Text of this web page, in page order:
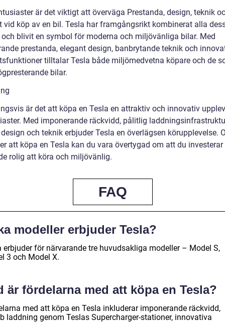
är det viktigt att överväga Prestanda, design, teknik
vid köp av en bil. Tesla har framgångsrikt kombinerat alla
blivit en symbol för moderna och miljövänliga bilar. Med
prestanda, elegant design, banbrytande teknik och
tilltalar Tesla både miljömedvetna köpare och de
bilar.
är det att köpa en Tesla en attraktiv och innovativ
Med imponerande räckvidd, pålitlig
och teknik erbjuder Tesla en överlägsen körupplevelse.
att köpa en Tesla kan du vara övertygad om att du
rolig att köra och miljövänlig.
FAQ
modeller erbjuder Tesla?
erbjuder för närvarande tre huvudsakliga modeller – Model S,
3 och Model X.
är fördelarna med att köpa en Tesla?
med att köpa en Tesla inkluderar imponerande räckvidd,
laddning genom Teslas Supercharger-stationer, innovativa